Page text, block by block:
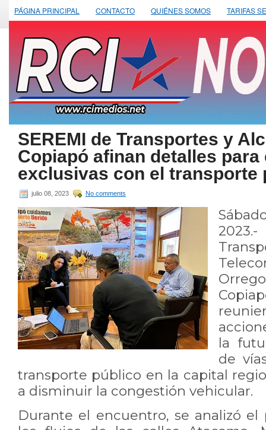
PÁGINA PRINCIPAL CONTACTO QUIÉNES SOMOS TARIFAS
SEREMI de Transportes y
Copiapó afinan detalles
exclusivas con el transporte
julio 08, 2023 No comments
la
de
transporte público en la capital
a disminuir la congestión vehicular.
Durante el encuentro, se analizó